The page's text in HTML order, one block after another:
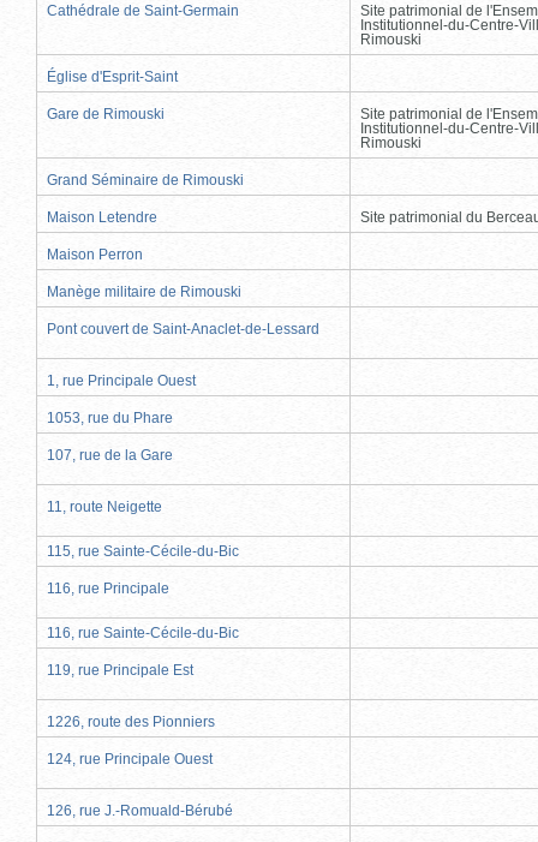
Cathédrale de Saint-Germain
Site patrimonial de
Institutionnel-du-Centre-
Rimouski
Église d'Esprit-Saint
Gare de Rimouski
Site patrimonial de
Institutionnel-du-Centre-
Rimouski
Grand Séminaire de Rimouski
Maison Letendre Site patrimonial du
Maison Perron
Manège militaire de Rimouski
Pont couvert de Saint-Anaclet-de-Lessard
1, rue Principale Ouest
1053, rue du Phare
107, rue de la Gare
11, route Neigette
115, rue Sainte-Cécile-du-Bic
116, rue Principale
116, rue Sainte-Cécile-du-Bic
119, rue Principale Est
1226, route des Pionniers
124, rue Principale Ouest
126, rue J.-Romuald-Bérubé